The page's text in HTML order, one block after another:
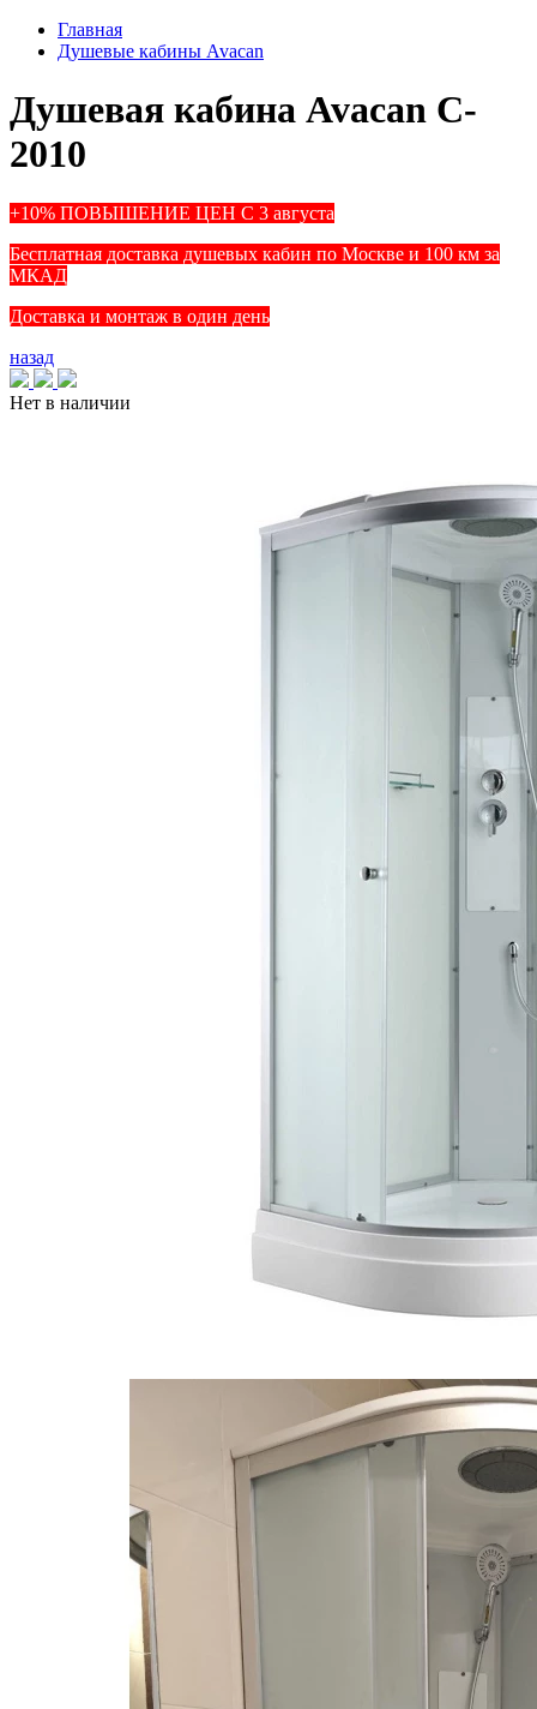
Главная
Душевые кабины Avacan
Душевая кабина Avacan C-
2010
+10% ПОВЫШЕНИЕ ЦЕН С 3 августа
Бесплатная доставка душевых кабин по Москве и 100 км за
МКАД
Доставка и монтаж в один день
назад
Нет в наличии